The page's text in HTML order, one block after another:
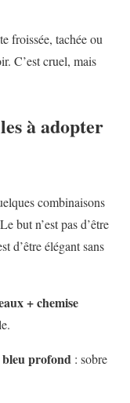
froissée, tachée ou
C’est cruel, mais
à adopter
combinaisons
but n’est pas d’être
d’être élégant sans
+ chemise
profond : sobre